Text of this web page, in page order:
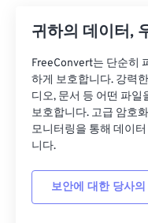
귀하의 데이터,
FreeConvert는 단순히
하게 보호합니다. 강력
디오, 문서 등 어떤 파일
보호합니다. 고급 암호
모니터링을 통해 데이
니다.
보안에 대한 당사